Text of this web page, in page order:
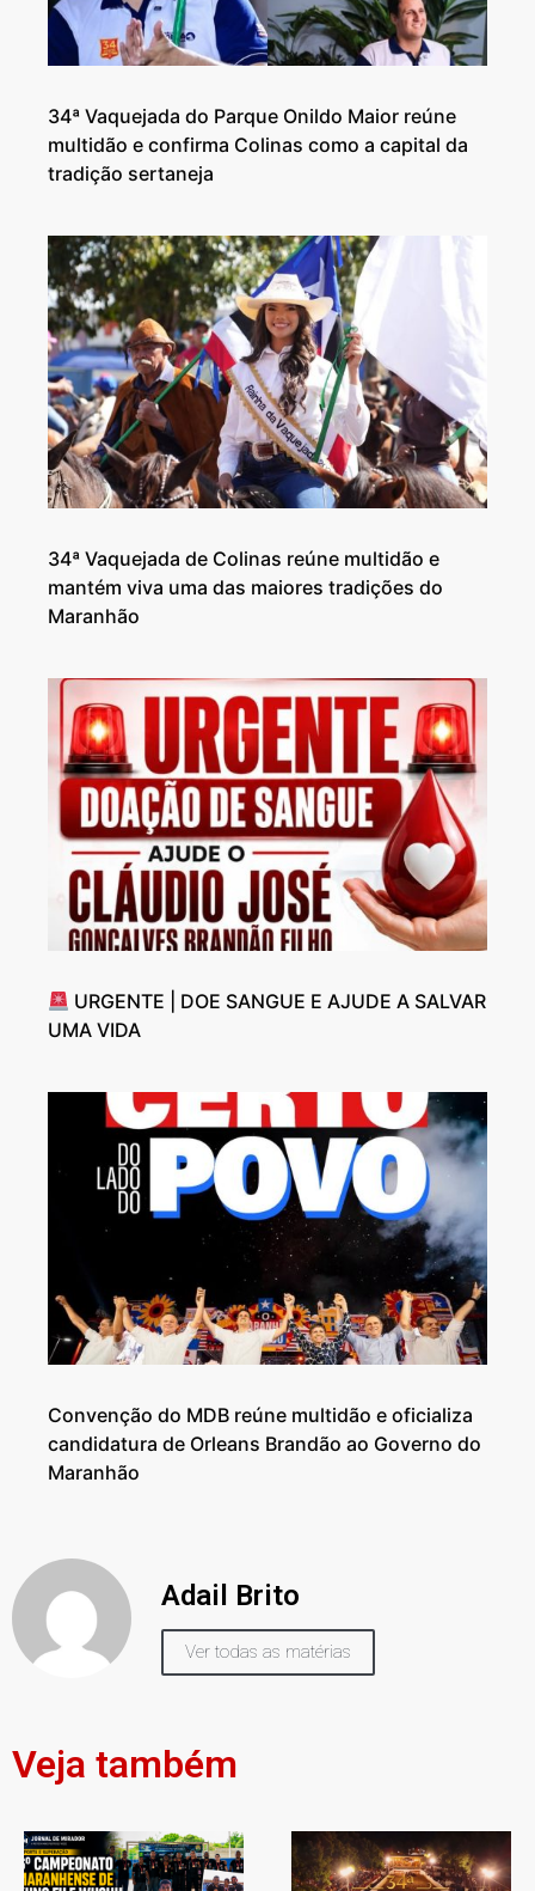
34ª Vaquejada do Parque Onildo Maior reúne
multidão e confirma Colinas como a capital da
tradição sertaneja
34ª Vaquejada de Colinas reúne multidão e
mantém viva uma das maiores tradições do
Maranhão
URGENTE | DOE SANGUE E AJUDE A SALVAR
UMA VIDA
Convenção do MDB reúne multidão e oficializa
candidatura de Orleans Brandão ao Governo do
Maranhão
Adail Brito
Ver todas as matérias
Veja também